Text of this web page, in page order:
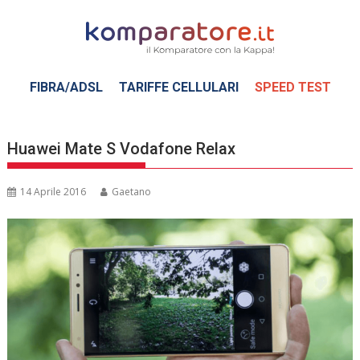
FIBRA/ADSL TARIFFE CELLULARI SPEED TEST
Huawei Mate S Vodafone Relax
14 Aprile 2016 Gaetano